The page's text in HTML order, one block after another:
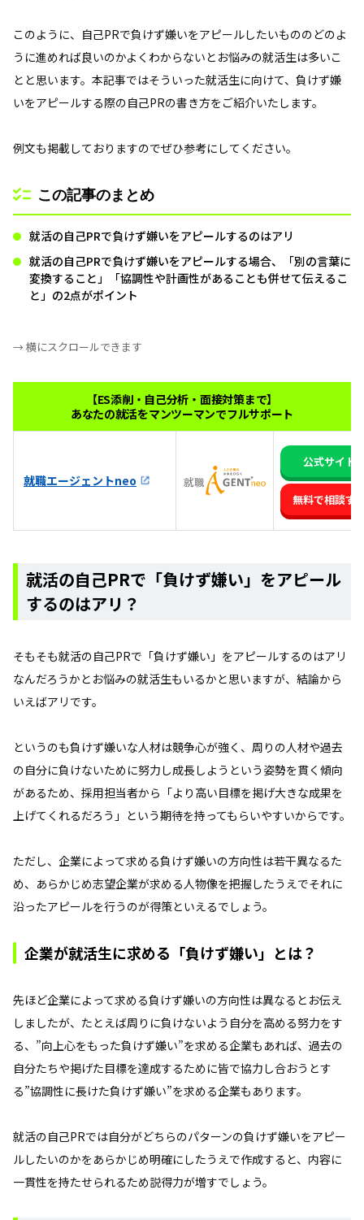
このように、自己PRで負けず嫌いをアピールしたいもののどのよ
うに進めれば良いのかよくわからないとお悩みの就活生は多いこ
とと思います。本記事ではそういった就活生に向けて、負けず嫌
いをアピールする際の自己PRの書き方をご紹介いたします。
例文も掲載しておりますのでぜひ参考にしてください。
この記事のまとめ
就活の自己PRで負けず嫌いをアピールするのはアリ
就活の自己PRで負けず嫌いをアピールする場合、「別の言葉に
変換すること」「協調性や計画性があることも併せて伝えるこ
と」の2点がポイント
→ 横にスクロールできます
【ES添削・自己分析・面接対策まで】
あなたの就活をマンツーマンでフルサポート
就職エージェントneo
公式サイト
無料で相談す
就活の自己PRで「負けず嫌い」をアピール
するのはアリ？
そもそも就活の自己PRで「負けず嫌い」をアピールするのはアリ
なんだろうかとお悩みの就活生もいるかと思いますが、結論から
いえばアリです。
というのも負けず嫌いな人材は競争心が強く、周りの人材や過去
の自分に負けないために努力し成長しようという姿勢を貫く傾向
があるため、採用担当者から「より高い目標を掲げ大きな成果を
上げてくれるだろう」という期待を持ってもらいやすいからです。
ただし、企業によって求める負けず嫌いの方向性は若干異なるた
め、あらかじめ志望企業が求める人物像を把握したうえでそれに
沿ったアピールを行うのが得策といえるでしょう。
企業が就活生に求める「負けず嫌い」とは？
先ほど企業によって求める負けず嫌いの方向性は異なるとお伝え
しましたが、たとえば周りに負けないよう自分を高める努力をす
る、”向上心をもった負けず嫌い”を求める企業もあれば、過去の
自分たちや掲げた目標を達成するために皆で協力し合おうとす
る”協調性に長けた負けず嫌い”を求める企業もあります。
就活の自己PRでは自分がどちらのパターンの負けず嫌いをアピー
ルしたいのかをあらかじめ明確にしたうえで作成すると、内容に
一貫性を持たせられるため説得力が増すでしょう。